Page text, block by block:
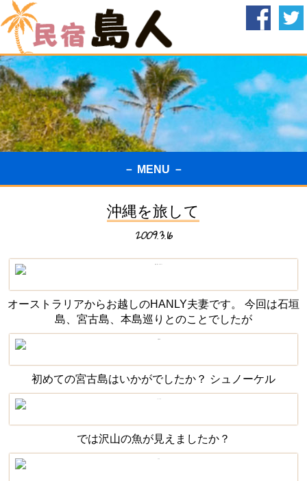
－ MENU －
沖縄を旅して
2009.3.16
オーストラリアからお越しのHANLY夫妻です。 今回は石垣
島、宮古島、本島巡りとのことでしたが
初めての宮古島はいかがでしたか？ シュノーケル
では沢山の魚が見えましたか？